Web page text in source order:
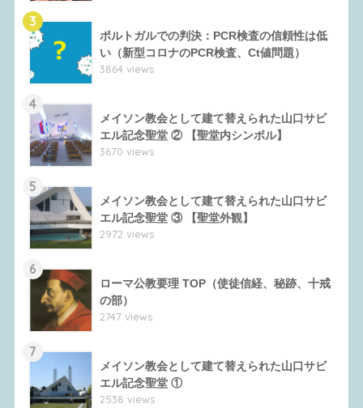
3
ポルトガルでの判決：PCR検査の信頼性は低
い（新型コロナのPCR検査、Ct値問題）
3864 views
4
メイソン教会として建て替えられた山口サビ
エル記念聖堂 ② 【聖堂内シンボル】
3670 views
5
メイソン教会として建て替えられた山口サビ
エル記念聖堂 ③ 【聖堂外観】
2972 views
6
ローマ公教要理 TOP（使徒信経、秘跡、十戒
の部）
2747 views
7
メイソン教会として建て替えられた山口サビ
エル記念聖堂 ①
2538 views